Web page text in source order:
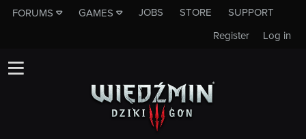
FORUMS GAMES JOBS STORE
SUPPORT
Log in
Register